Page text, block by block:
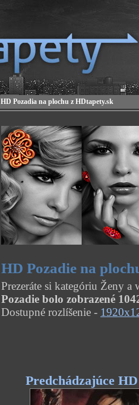
HD Pozadia na plochu z HDtapety.sk
HD Pozadie na
Prezeráte si kategóriu Ženy a
Pozadie bolo zobrazené
Dostupné rozlíšenie -
Predchádzajúce